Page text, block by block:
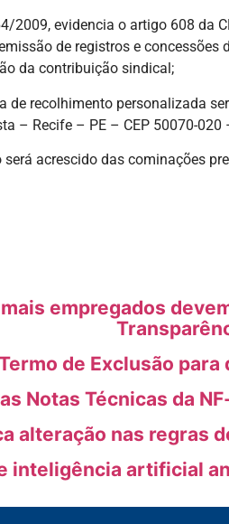
2009, evidencia o artigo 608 da
de registros e
da contribuição sindical;
recolhimento personalizada
– Recife – PE – CEP 50070-
acrescido das cominações
empregados
de Exclusão
Notas Técnicas da
alteração nas regras
inteligência artificial